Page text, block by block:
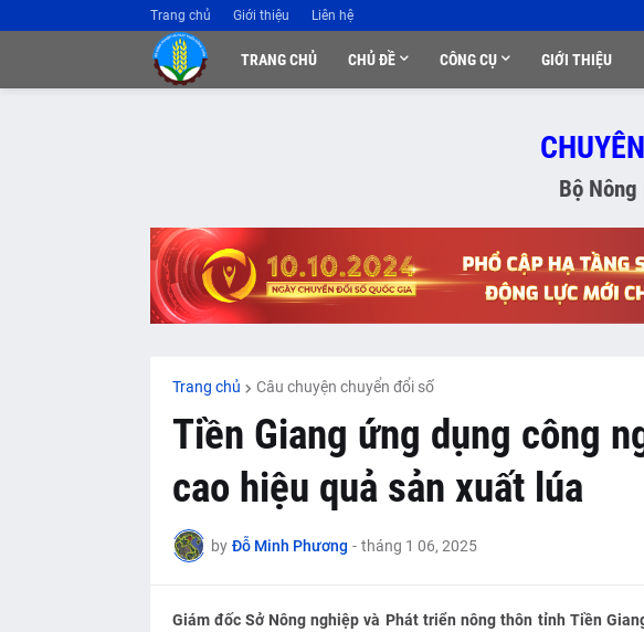
Trang chủ Giới thiệu Liên hệ
TRANG CHỦ CHỦ ĐỀ CÔNG CỤ GIỚI THIỆU
Bộ
Trang chủ Câu chuyện chuyển đổi số
Tiền Giang ứng dụng công
cao hiệu quả sản xuất lúa
by Đỗ Minh Phương - tháng 1 06, 2025
Giám đốc Sở Nông nghiệp và Phát triển nông thôn tỉnh Tiền